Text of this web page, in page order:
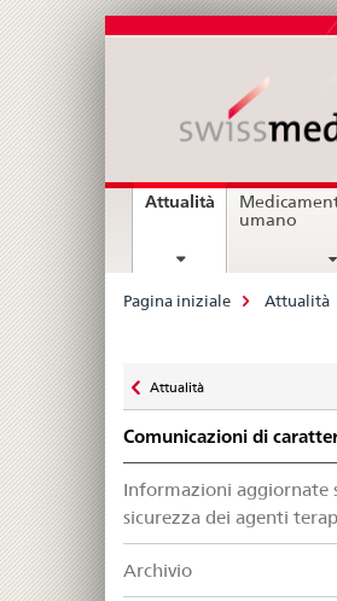
Navigation
Attualità current
pageumano
Breadcrumb
Pagina iniziale Attualità
zu
Attualità
Comunicazioni di
Informazioni aggiornate
sicurezza dei agenti
Archivio